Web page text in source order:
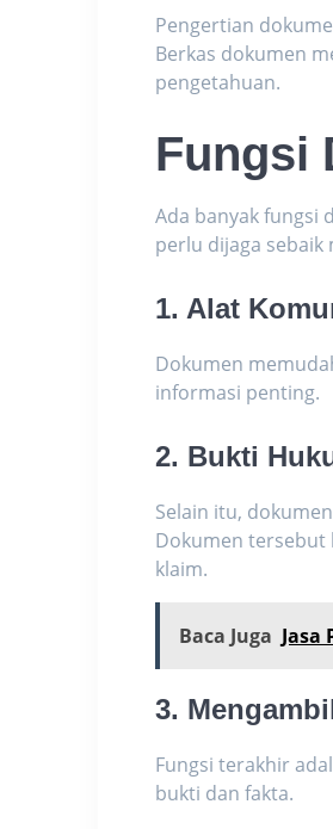
Pengertian
Berkas dokumen
pengetahuan.
Fungsi
Ada banyak fungsi
perlu dijaga
1. Alat
Dokumen
informasi penting.
2. Bukti
Selain itu,
Dokumen tersebut
klaim.
Baca Juga Jasa
3.
Fungsi terakhir
bukti dan fakta.